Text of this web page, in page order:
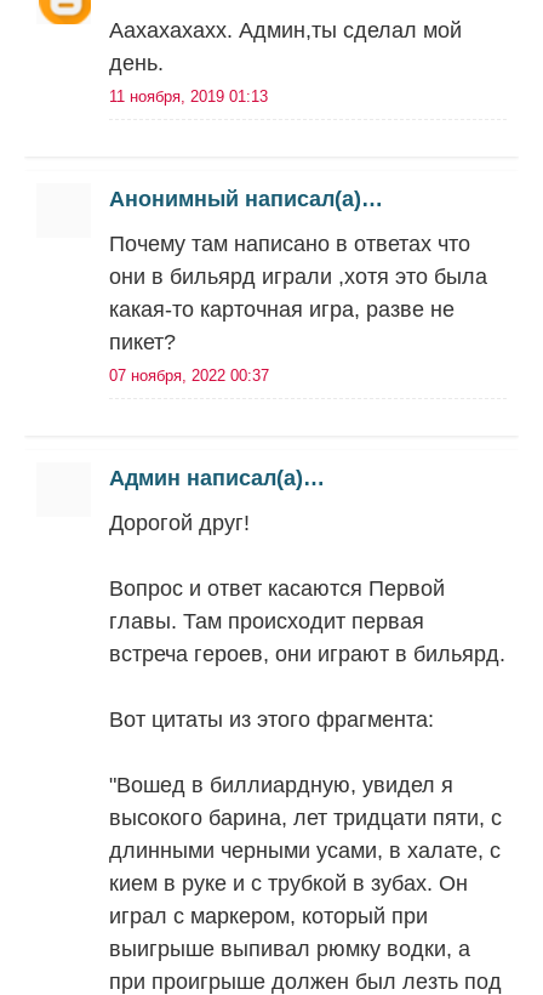
Аахахахахх. Админ,ты сделал мой
день.
11 ноября, 2019 01:13
Анонимный написал(а)…
Почему там написано в ответах что
они в бильярд играли ,хотя это была
какая-то карточная игра, разве не
пикет?
07 ноября, 2022 00:37
Админ написал(а)…
Дорогой друг!
Вопрос и ответ касаются Первой
главы. Там происходит первая
встреча героев, они играют в бильярд.
Вот цитаты из этого фрагмента:
"Вошед в биллиардную, увидел я
высокого барина, лет тридцати пяти, с
длинными черными усами, в халате, с
кием в руке и с трубкой в зубах. Он
играл с маркером, который при
выигрыше выпивал рюмку водки, а
при проигрыше должен был лезть под